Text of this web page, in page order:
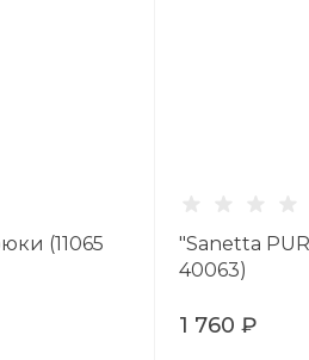
(11065
"Sanetta
40063)
1 760 ₽